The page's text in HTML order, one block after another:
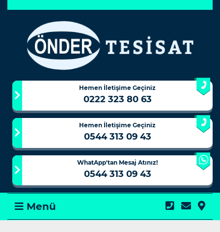
Hemen İletişime Geçiniz
0222 323 80 63
Hemen İletişime Geçiniz
0544 313 09 43
WhatApp'tan Mesaj Atınız!
0544 313 09 43
Menü